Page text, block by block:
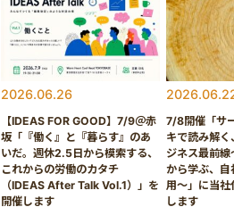
2026.06.26
【IDEAS FOR GOOD】7/9＠赤
坂「『働く』と『暮らす』のあ
いだ。週休2.5日から模索する、
これからの労働のカタチ
（IDEAS After Talk Vol.1）」を
開催します
7/8開催「サ
キで読み解
ジネス最前線
から学ぶ、自
用〜」に当社
します